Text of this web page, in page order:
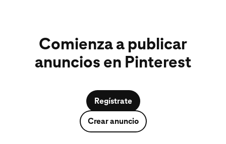
Comienza a publicar
anuncios en Pinterest
Regístrate
Crear anuncio